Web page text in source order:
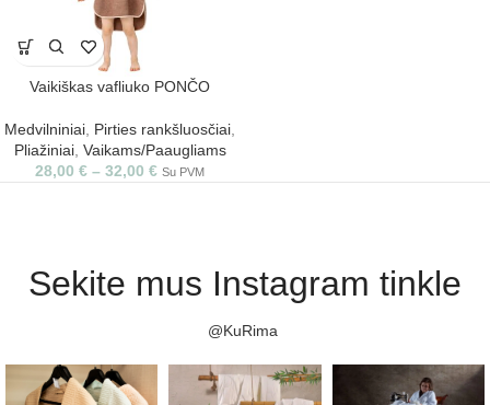
Vaikiškas vafliuko PONČO
Medvilniniai, Pirties rankšluosčiai,
Pliažiniai, Vaikams/Paaugliams
28,00 € – 32,00 € Su PVM
Sekite mus Instagram tinkle
@KuRima